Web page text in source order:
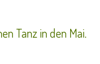
Tanz in den Mai.